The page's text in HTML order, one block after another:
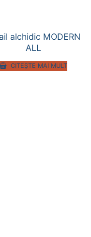
alchidic MODERN
ALL
CITEȘTE MAI MULT